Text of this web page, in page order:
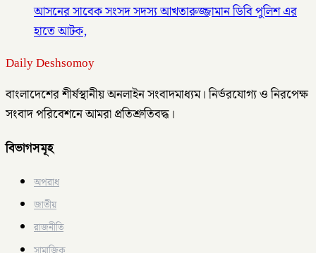
আসনের সাবেক সংসদ সদস্য আখতারুজ্জামান ডিবি পুলিশ এর
হাতে আটক,
Daily Deshsomoy
বাংলাদেশের শীর্ষস্থানীয় অনলাইন সংবাদমাধ্যম। নির্ভরযোগ্য ও নিরপেক্ষ
সংবাদ পরিবেশনে আমরা প্রতিশ্রুতিবদ্ধ।
বিভাগসমূহ
অপরাধ
জাতীয়
রাজনীতি